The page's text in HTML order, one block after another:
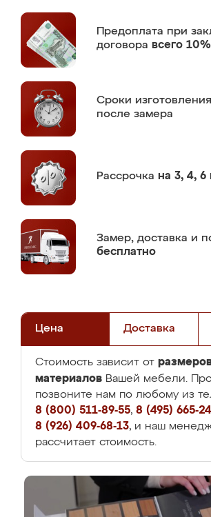
Предоплата при
договора всего 10%
Сроки изготовления
после замера
Рассрочка на 3, 4, 6
Замер, доставка и
бесплатно
Цена Доставка
Стоимость зависит от
материалов Вашей мебели.
позвоните нам по любому из
8 (800) 511-89-55, 8 (495) 665-
8 (926) 409-68-13, и наш
рассчитает стоимость.